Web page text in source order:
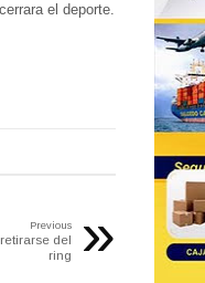
el deporte.
»
Previous
del
ring